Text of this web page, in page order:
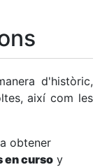
d'històric,
així com les
obtener
en curso y